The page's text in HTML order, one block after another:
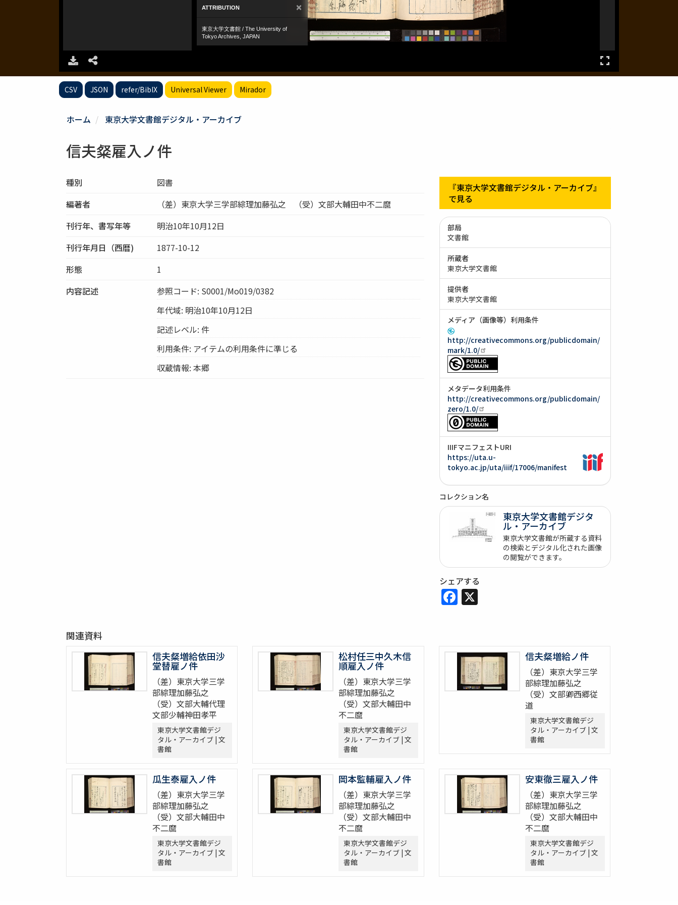
CSV JSON refer/BibIX Universal Viewer Mirador
ホーム 東京大学文書館デジタル・アーカイブ
信夫粲雇入ノ件
種別
図書
編著者
（差）東京大学三学部綜理加藤弘之 （受）文部大輔田中不二麿
刊行年、書写年等
明治10年10月12日
刊行年月日（西暦)
1877-10-12
形態
1
内容記述
参照コード: S0001/Mo019/0382
年代域: 明治10年10月12日
記述レベル: 件
利用条件: アイテムの利用条件に準じる
収蔵情報: 本郷
『東京大学文書館デジタル・アーカイブ』
で見る
部局
文書館
所蔵者
東京大学文書館
提供者
東京大学文書館
メディア（画像等）利用条件
http://creativecommons.org/publicdomain/
mark/1.0/
メタデータ利用条件
http://creativecommons.org/publicdomain/
zero/1.0/
IIIFマニフェストURI
https://uta.u-
tokyo.ac.jp/uta/iiif/17006/manifest
コレクション名
東京大学文書館デジタ
ル・アーカイブ
東京大学文書館が所蔵する資料
の検索とデジタル化された画像
の閲覧ができます。
シェアする
Facebook
X
関連資料
信夫粲増給依田沙
堂替雇ノ件
（差）東京大学三学
部綜理加藤弘之
（受）文部大輔代理
文部少輔神田孝平
東京大学文書館デジ
タル・アーカイブ | 文
書館
松村任三中久木信
順雇入ノ件
（差）東京大学三学
部綜理加藤弘之
（受）文部大輔田中
不二麿
東京大学文書館デジ
タル・アーカイブ | 文
書館
信夫粲増給ノ件
（差）東京大学三学
部綜理加藤弘之
（受）文部卿西郷従
道
東京大学文書館デジ
タル・アーカイブ | 文
書館
瓜生泰雇入ノ件
（差）東京大学三学
部綜理加藤弘之
（受）文部大輔田中
不二麿
東京大学文書館デジ
タル・アーカイブ | 文
書館
岡本監輔雇入ノ件
（差）東京大学三学
部綜理加藤弘之
（受）文部大輔田中
不二麿
東京大学文書館デジ
タル・アーカイブ | 文
書館
安東徹三雇入ノ件
（差）東京大学三学
部綜理加藤弘之
（受）文部大輔田中
不二麿
東京大学文書館デジ
タル・アーカイブ | 文
書館